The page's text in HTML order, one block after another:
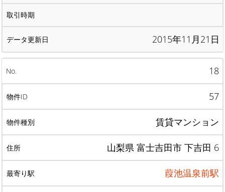
2015年11月21日
18
57
賃貸マンション
山梨県 富士吉田市 下吉田 6
葭池温泉前駅